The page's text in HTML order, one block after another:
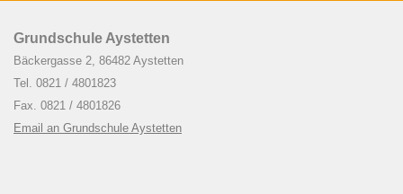
Grundschule Aystetten
Bäckergasse 2, 86482 Aystetten
Tel. 0821 / 4801823
Fax. 0821 / 4801826
Email an Grundschule Aystetten